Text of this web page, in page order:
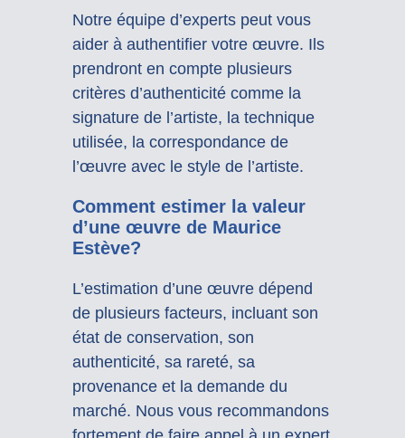
Notre équipe d’experts peut vous
aider à authentifier votre œuvre. Ils
prendront en compte plusieurs
critères d’authenticité comme la
signature de l’artiste, la technique
utilisée, la correspondance de
l’œuvre avec le style de l’artiste.
Comment estimer la valeur
d’une œuvre de Maurice
Estève?
L’estimation d’une œuvre dépend
de plusieurs facteurs, incluant son
état de conservation, son
authenticité, sa rareté, sa
provenance et la demande du
marché. Nous vous recommandons